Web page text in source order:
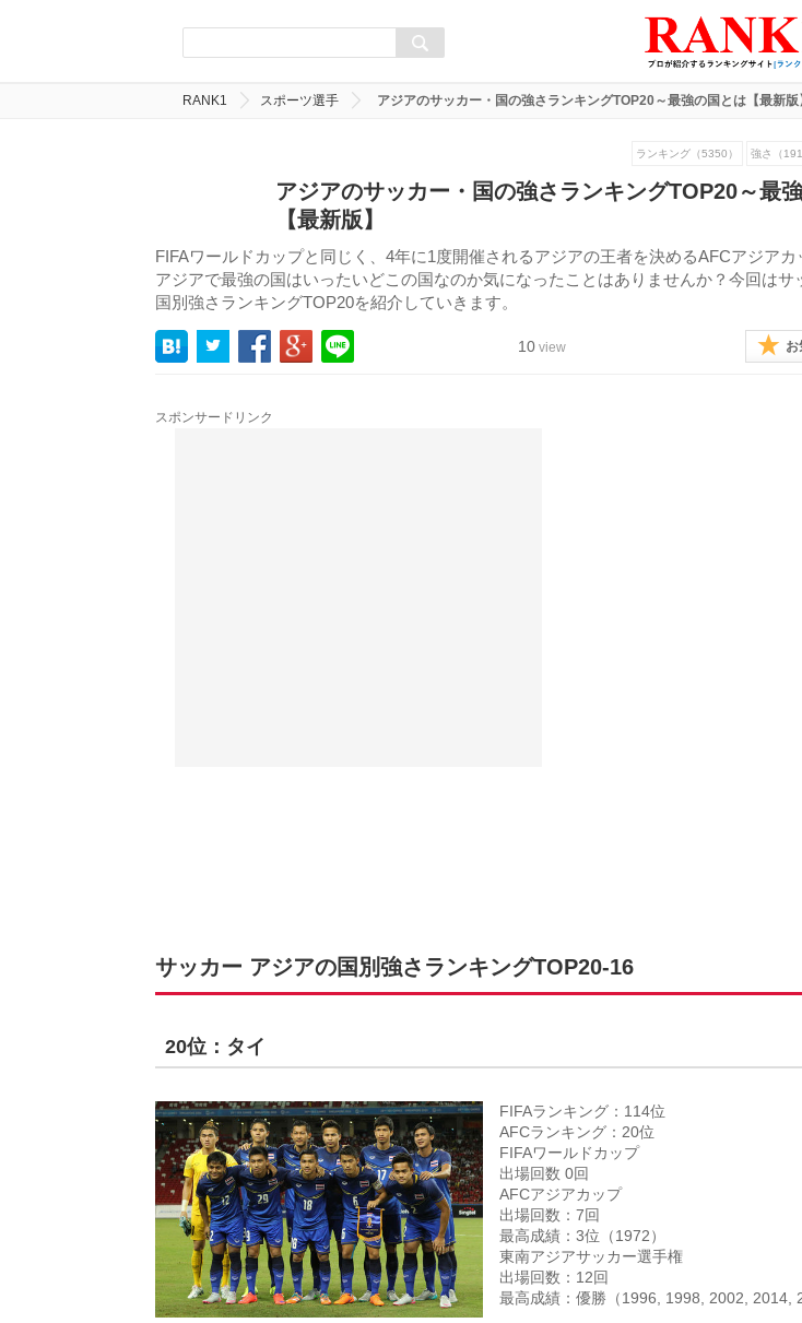
RANK1 スポーツ選手 アジアのサッカー・国の強さランキングTOP20～最強の国とは【最新版
ランキング（5350） 強さ（191
アジアのサッカー・国の強さランキングTOP20～最
【最新版】
FIFAワールドカップと同じく、4年に1度開催されるアジアの王者を決めるAFCアジア
アジアで最強の国はいったいどこの国なのか気になったことはありませんか？今回はサ
国別強さランキングTOP20を紹介していきます。
10 view お
スポンサードリンク
サッカー アジアの国別強さランキングTOP20-16
20位：タイ
FIFAランキング：114位
AFCランキング：20位
FIFAワールドカップ
出場回数 0回
AFCアジアカップ
出場回数：7回
最高成績：3位（1972）
東南アジアサッカー選手権
出場回数：12回
最高成績：優勝（1996, 1998, 2002, 2014,